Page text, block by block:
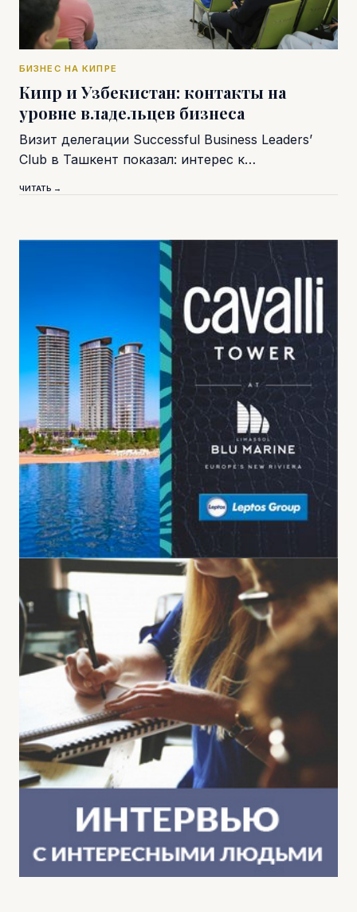
БИЗНЕС НА КИПРЕ
Кипр и Узбекистан: контакты на
уровне владельцев бизнеса
Визит делегации Successful Business Leaders’
Club в Ташкент показал: интерес к…
ЧИТАТЬ →